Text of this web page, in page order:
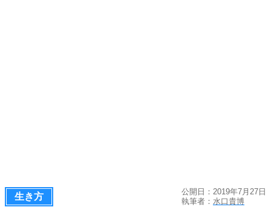
生き方
公開日：2019年7月27日
執筆者： 水口貴博